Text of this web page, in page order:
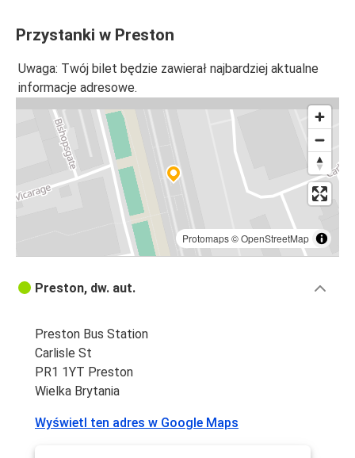
Przystanki w Preston
Uwaga: Twój bilet będzie zawierał najbardziej aktualne
informacje adresowe.
Protomaps©OpenStreetMap
Preston, dw. aut.
Preston Bus Station
Carlisle St
PR1 1YT Preston
Wielka Brytania
Wyświetl ten adres w Google Maps